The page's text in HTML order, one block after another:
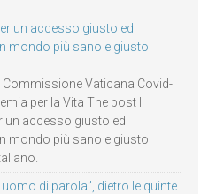
un accesso giusto ed
mondo più sano e giusto
Vaticana Covid-
per la Vita The post Il
un accesso giusto ed
mondo più sano e giusto
uomo di parola”, dietro le quinte